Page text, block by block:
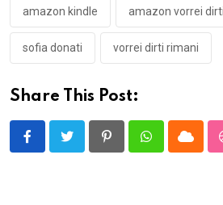
amazon kindle amazon vorrei
sofia donati vorrei dirti rimani
Share This Post:
PinterestWhatsappCloud